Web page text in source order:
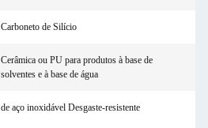
Carboneto de Silício
Cerâmica ou PU para produtos à base de
solventes e à base de água
de aço inoxidável Desgaste-resistente